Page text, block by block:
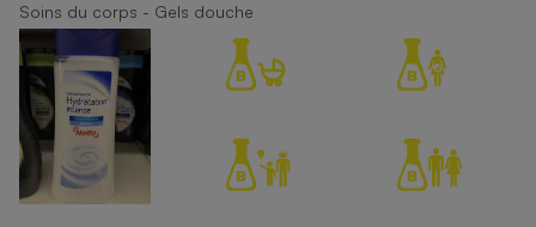
Soins du corps - Gels douche